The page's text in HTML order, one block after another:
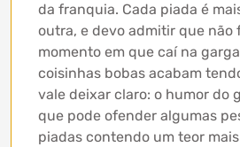
da franquia. Cada piada é
outra, e devo admitir que não
momento em que caí na
coisinhas bobas acabam
vale deixar claro: o humor do
que pode ofender algumas
piadas contendo um teor